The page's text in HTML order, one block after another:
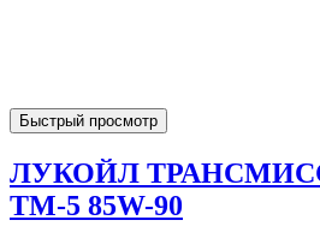
Быстрый просмотр
ЛУКОЙЛ
ТМ-5 85W-90